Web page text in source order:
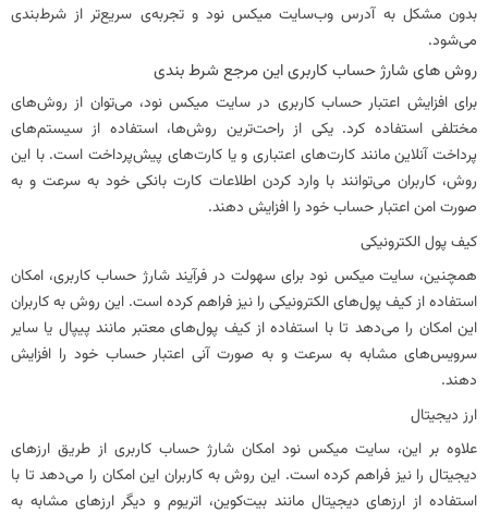
بدون مشکل به آدرس وب‌سایت میکس نود و تجربه‌ی سریع‌تر از شرط‌بندی
می‌شود.
روش های شارژ حساب کاربری این مرجع شرط بندی
برای افزایش اعتبار حساب کاربری در سایت میکس نود، می‌توان از روش‌های
مختلفی استفاده کرد. یکی از راحت‌ترین روش‌ها، استفاده از سیستم‌های
پرداخت آنلاین مانند کارت‌های اعتباری و یا کارت‌های پیش‌پرداخت است. با این
روش، کاربران می‌توانند با وارد کردن اطلاعات کارت بانکی خود به سرعت و به
صورت امن اعتبار حساب خود را افزایش دهند.
کیف پول الکترونیکی
همچنین، سایت میکس نود برای سهولت در فرآیند شارژ حساب کاربری، امکان
استفاده از کیف پول‌های الکترونیکی را نیز فراهم کرده است. این روش به کاربران
این امکان را می‌دهد تا با استفاده از کیف پول‌های معتبر مانند پیپال یا سایر
سرویس‌های مشابه به سرعت و به صورت آنی اعتبار حساب خود را افزایش
دهند.
ارز دیجیتال
علاوه بر این، سایت میکس نود امکان شارژ حساب کاربری از طریق ارزهای
دیجیتال را نیز فراهم کرده است. این روش به کاربران این امکان را می‌دهد تا با
استفاده از ارزهای دیجیتال مانند بیت‌کوین، اتریوم و دیگر ارزهای مشابه به